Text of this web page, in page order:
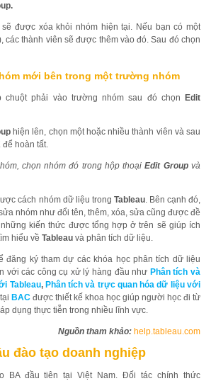
sẽ được xóa khỏi nhóm hiện tại. Nếu bạn có một
các thành viên sẽ được thêm vào đó. Sau đó chọn
mới bên trong một trường nhóm
chuột phải vào trường nhóm sau đó chọn
Edit
hiện lên, chọn một hoặc nhiều thành viên và sau
để hoàn tất.
chọn nhóm đó trong hộp thoạiEdit Groupvà
cách nhóm dữ liệu trong Tableau. Bên cạnh đó,
nhóm như đổi tên, thêm, xóa, sửa cũng được đề
kiến thức được tổng hợp ở trên sẽ giúp ích
hiểu về Tableau và phân tích dữ liệu.
đăng ký tham dự các khóa học phân tích dữ liệu
với các công cụ xử lý hàng đầu như Phân tích và
Tableau, Phân tích và trực quan hóa dữ liệu với
BAC được thiết kế khoa học giúp người học đi từ
dụng thực tiễn trong nhiều lĩnh vực.
Nguồn tham khảo: help.tableau.com
đào tạo doanh nghiệp
BA đầu tiên tại Việt Nam. Đối tác chính thức